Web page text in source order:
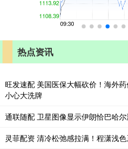
热点资讯
旺发速配 美国医保大幅砍价！海外
小心大洗牌
通联随配 卫星图像显示伊朗恰巴哈
灵菲配资 清冷松弛感拉满！程潇浅